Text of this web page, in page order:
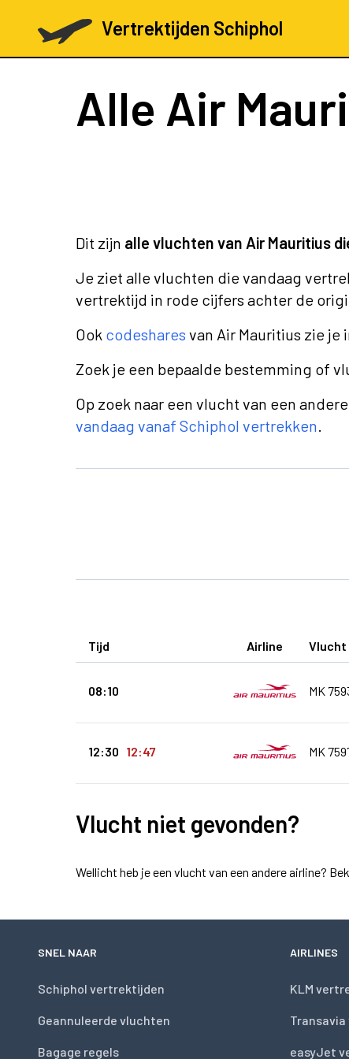
Vertrektijden Schiphol
Alle Air
Dit zijn alle vluchten van Air Mauritius
Je ziet alle vluchten die vandaag
vertrektijd in rode cijfers achter de
Ook codeshares van Air Mauritius zie je
Zoek je een bepaalde bestemming of
Op zoek naar een vlucht van een
vandaag vanaf Schiphol vertrekken.
Tijd Airline Vlucht
08:10 MK
12:30 12:47 MK
Vlucht niet gevonden?
Wellicht heb je een vlucht van een andere airline?
SNEL NAAR
Schiphol vertrektijden
Geannuleerde vluchten
Bagage regels
AIRLINES
KLM
easyJet